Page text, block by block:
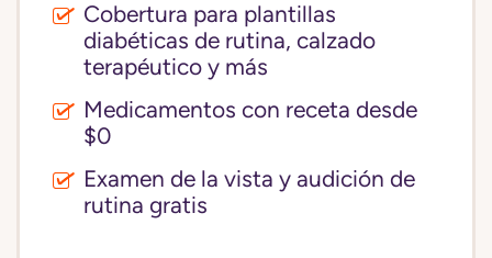
Cobertura para plantillas
diabéticas de rutina, calzado
terapéutico y más
Medicamentos con receta desde
$0
Examen de la vista y audición de
rutina gratis